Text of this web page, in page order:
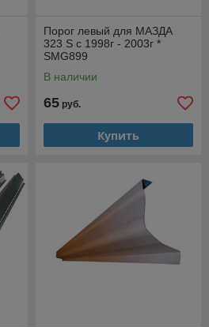
Порог левый для МАЗДА
323 S с 1998г - 2003г *
SMG899
В наличии
65 руб.
Купить